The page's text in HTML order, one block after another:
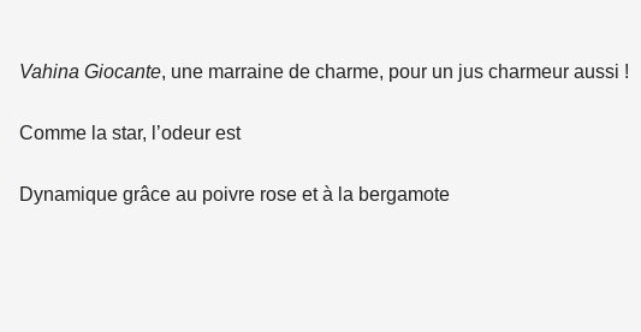
Vahina Giocante, une marraine de charme, pour un jus charmeur aussi !
Comme la star, l’odeur est
Dynamique grâce au poivre rose et à la bergamote